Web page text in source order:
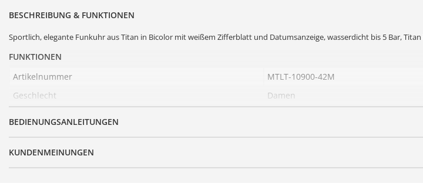
BESCHREIBUNG & FUNKTIONEN
Sportlich, elegante FunkuhrausTitan in Bicolor mit weißem Zifferblatt und Datumsanzeige, wasserdicht bis 5 Bar,Titan
FUNKTIONEN
Artikelnummer
MTLT-10900-42M
Geschlecht
Damen
Design
Batterie/ Akku Typ
CR1620
BEDIENUNGSANLEITUNGEN
KUNDENMEINUNGEN